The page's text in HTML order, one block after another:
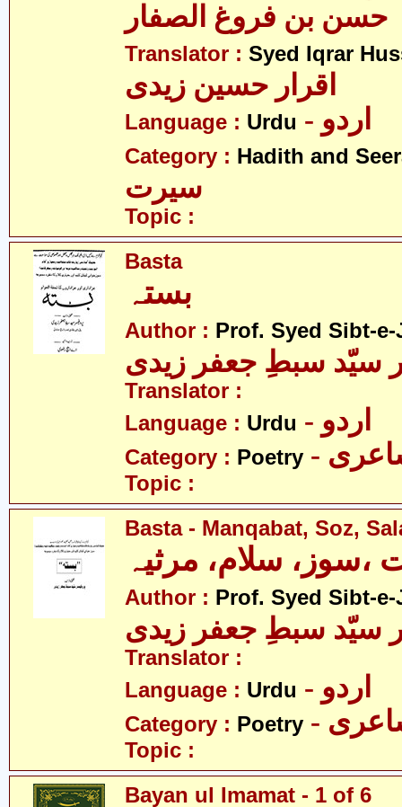
حسن بن فروغ الصفار
Translator : Syed Iqrar
اقرار حسین زیدی
Language : Urdu - اردو
Category : Hadith and
سیرت
Topic :
Basta
بستہ
Author : Prof. Syed Sibt-
سیّد سبطِ جعفر زیدی
Translator :
Language : Urdu - اردو
Category : Poetry
Topic :
Basta - Manqabat, Soz,
،سوز، سلام، مرثیہ
Author : Prof. Syed Sibt-
سیّد سبطِ جعفر زیدی
Translator :
Language : Urdu - اردو
Category : Poetry
Topic :
Bayan ul Imamat - 1 of 6